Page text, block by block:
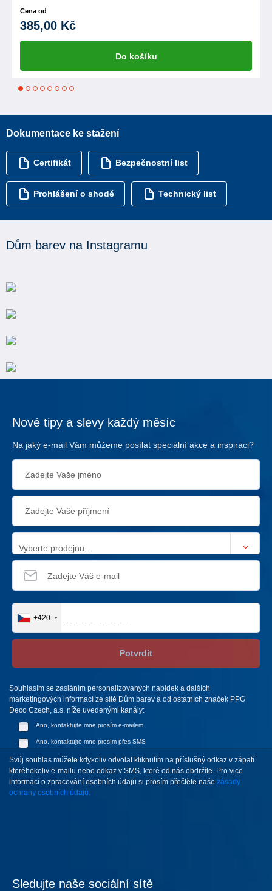
Cena od
385,00 Kč
Do košíku
1 2 3 4 5 6 7
Dokumentace ke stažení
Certifikát Bezpečnostní list
Prohlášení o shodě Technický list
Dům barev na Instagramu
Nové tipy a slevy každý měsíc
Na jaký e-mail Vám můžeme posílat speciální akce a inspiraci?
Vyberte prodejnu…
+420
Potvrdit
Souhlasím se zasláním personalizovaných nabídek a dalších
marketingových informací ze sítě Dům barev a od ostatních značek PPG
Deco Czech, a.s. níže uvedenými kanály:
Ano, kontaktujte mne prosím e-mailem
Ano, kontaktujte mne prosím přes SMS
Svůj souhlas můžete kdykoliv odvolat kliknutím na příslušný odkaz v zápatí
kteréhokoliv e-mailu nebo odkaz v SMS, které od nás obdržíte. Pro vice
informací o zpracování osobních údajů si prosím přečtěte naše zásady
ochrany osobních údajů.
Sledujte naše sociální sítě